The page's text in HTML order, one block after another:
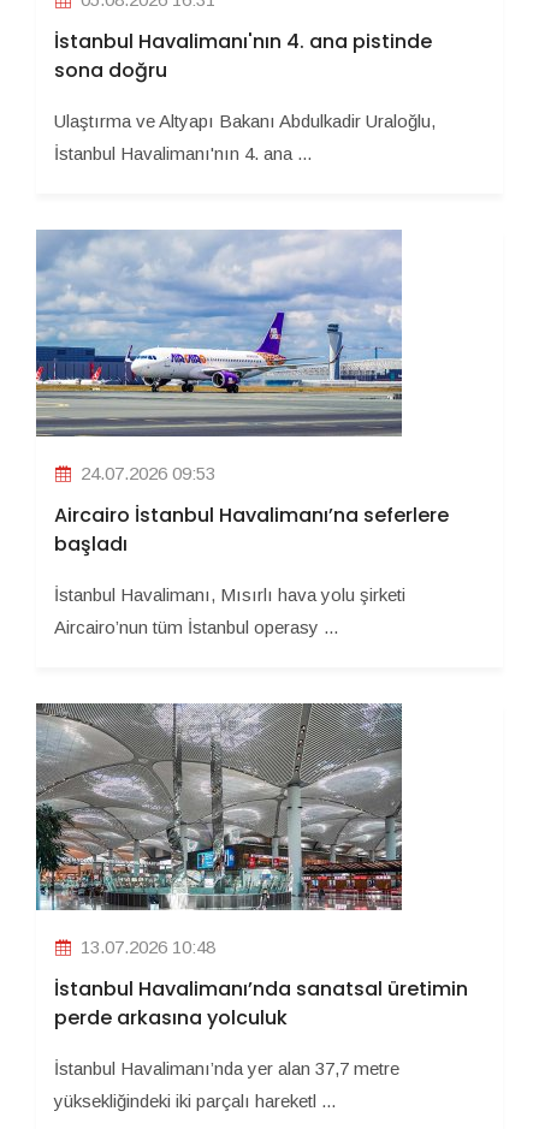
İstanbul Havalimanı'nın 4. ana pistinde
sona doğru
Ulaştırma ve Altyapı Bakanı Abdulkadir Uraloğlu,
İstanbul Havalimanı'nın 4. ana ...
24.07.2026 09:53
Aircairo İstanbul Havalimanı’na seferlere
başladı
İstanbul Havalimanı, Mısırlı hava yolu şirketi
Aircairo’nun tüm İstanbul operasy ...
13.07.2026 10:48
İstanbul Havalimanı’nda sanatsal üretimin
perde arkasına yolculuk
İstanbul Havalimanı’nda yer alan 37,7 metre
yüksekliğindeki iki parçalı hareketl ...